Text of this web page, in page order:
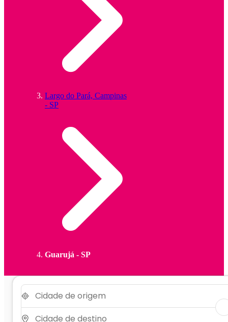
Largo do Pará, Campinas
- SP
Guarujá - SP